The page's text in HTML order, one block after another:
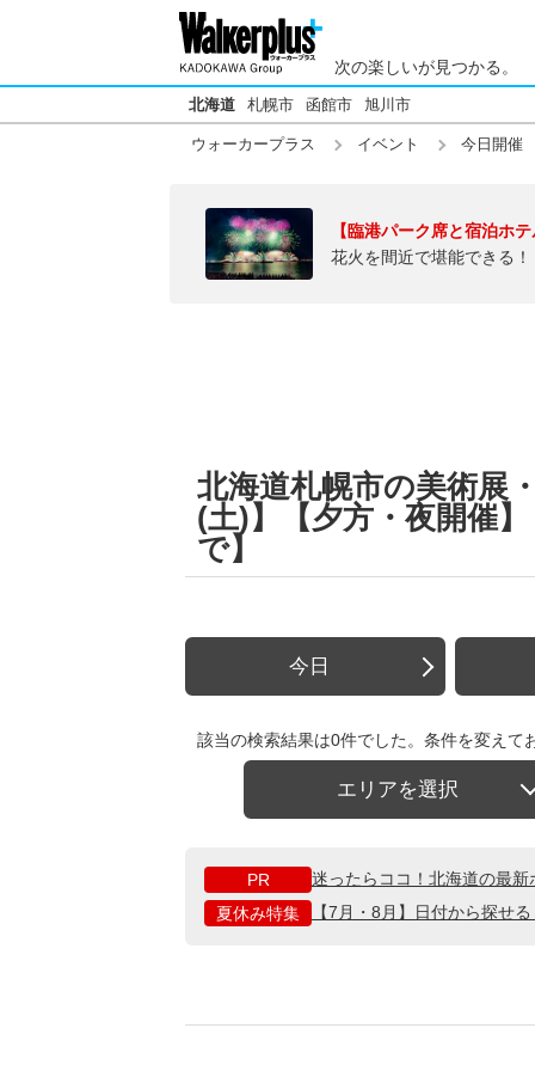
次の楽しいが見つかる。
北海道 札幌市 函館市 旭川市
ウォーカープラス イベント 今日開催
【臨港パーク席と宿泊ホ
花火を間近で堪能できる
北海道札幌市の美術展
(土)】【夕方・夜開催
で】
今日
該当の検索結果は0件でした。条件を変えて
エリアを選択
PR
迷ったらココ！北海道の最
夏休み特集
【7月・8月】日付から探せ